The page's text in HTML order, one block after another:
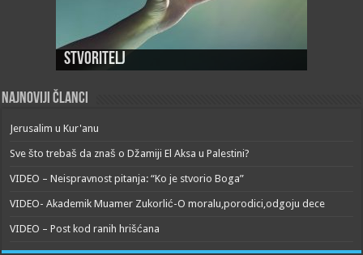
Stvoritelj
Najnoviji članci
Jerusalim u Kur'anu
Sve što trebaš da znaš o Džamiji El Aksa u Palestini?
VIDEO – Neispravnost pitanja: “Ko je stvorio Boga”
VIDEO- Akademik Muamer Zukorlić-O moralu,porodici,odgoju dece
VIDEO – Post kod ranih hrišćana